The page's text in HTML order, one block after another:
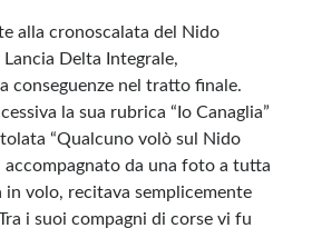
alla cronoscalata del Nido
Lancia Delta Integrale,
conseguenze nel tratto finale.
la sua rubrica “Io Canaglia”
“Qualcuno volò sul Nido
accompagnato da una foto a tutta
in volo, recitava semplicemente
i suoi compagni di corse vi fu